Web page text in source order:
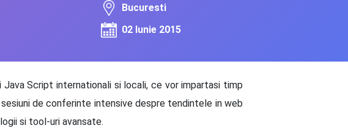
Bucuresti
02 Iunie 2015
Script internationali si locali, ce vor impartasi timp
de conferinte intensive despre tendintele in web
si tool-uri avansate.